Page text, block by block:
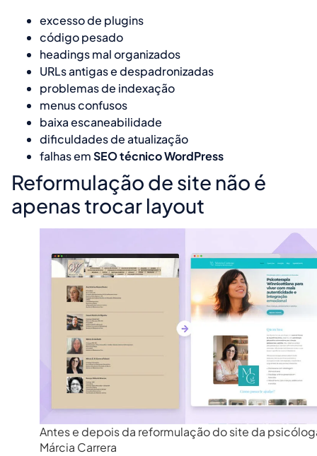
excesso de plugins
código pesado
headings mal organizados
URLs antigas e despadronizadas
problemas de indexação
menus confusos
baixa escaneabilidade
dificuldades de atualização
falhas emSEO técnico WordPress
Reformulação de site não é
apenas trocar layout
Antes e depois da reformulação do site da
Márcia Carrera